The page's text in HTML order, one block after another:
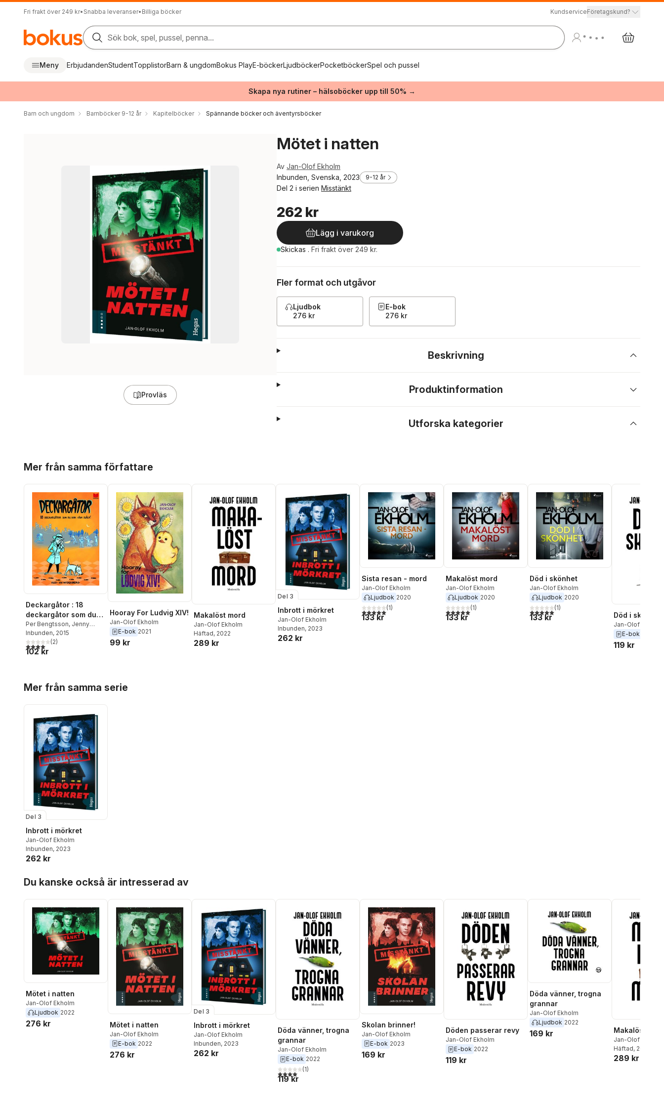
Fri frakt över 249 kr• Snabba leveranser• Billiga böcker KundserviceFöretagskund?
Sök bok, spel, pussel, penna...
Meny ErbjudandenStudentTopplistorBarn & ungdomBokus PlayE-böckerLjudböckerPocketböckerSpel och pussel
Skapa nya rutiner – hälsoböcker upp till 50% →
Barn och ungdom Barnböcker 9-12 år Kapitelböcker Spännande böcker och äventyrsböcker
Provläs
Mötet i natten
Av Jan-Olof Ekholm
Inbunden, Svenska, 2023
9-12 år
Del 2 i serien Misstänkt
262 kr
Lägg i varukorg
Skickas . Fri frakt över 249 kr.
Fler format och utgåvor
Ljudbok
276 kr
E-bok
276 kr
Beskrivning
Produktinformation
Utforska kategorier
Mer från samma författare
Deckargåtor : 18
deckargåtor som du
kan lösa själv!
Per Bengtsson, Jenny
Berggrund ,Caroline Bruce
Andreas Eiderhed
Olof Ekholm
Reidar Persson,Thomas
Wikström,Mats Vänblad
Inbunden, 2015
4,0utav 5 stjärnor. Totalt antal röster:
(2)
102 kr
Hooray For Ludvig XIV!
Jan-Olof Ekholm
E-bok 2021
99 kr
Makalöst mord
Jan-Olof Ekholm
Häftad, 2022
289 kr
Del 3
Inbrott i mörkret
Jan-Olof Ekholm
Inbunden, 2023
262 kr
Sista resan - mord
Jan-Olof Ekholm
Ljudbok 2020
5,0utav 5 stjärnor. Totalt antal röster:
(1)
133 kr
Makalöst mord
Jan-Olof Ekholm
Ljudbok 2020
5,0utav 5 stjärnor. Totalt antal röster:
(1)
133 kr
Död i skönhet
Jan-Olof Ekholm
Ljudbok 2020
5,0utav 5 stjärnor. Totalt antal röster:
(1)
133 kr Död i skönhet
Jan-Olof Ekholm
E-bok
119 kr
Mer från samma serie
Del 3
Inbrott i mörkret
Jan-Olof Ekholm
Inbunden, 2023
262 kr
Du kanske också är intresserad av
Mötet i natten
Jan-Olof Ekholm
Ljudbok 2022
276 kr Mötet i natten
Jan-Olof Ekholm
E-bok 2022
276 kr
Del 3
Inbrott i mörkret
Jan-Olof Ekholm
Inbunden, 2023
262 kr
Döda vänner, trogna
grannar
Jan-Olof Ekholm
E-bok 2022
4,0utav 5 stjärnor. Totalt antal röster:
(1)
119 kr
Skolan brinner!
Jan-Olof Ekholm
E-bok 2023
169 kr
Döden passerar revy
Jan-Olof Ekholm
E-bok 2022
119 kr
Döda vänner, trogna
grannar
Jan-Olof Ekholm
Ljudbok 2022
169 kr Makalöst
Jan-Olof Ekholm
Häftad, 2022
289 kr